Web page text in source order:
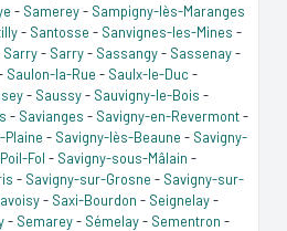
- Samerey- Sampigny-lès-Maranges
- Santosse - Sanvignes-les-Mines -
Sarry- Sarry- Sassangy- Sassenay-
Saulon-la-Rue - Saulx-le-Duc -
- Saussy- Sauvigny-le-Bois -
- Savianges - Savigny-en-Revermont-
Plaine - Savigny-lès-Beaune - Savigny-
Fol - Savigny-sous-Mâlain -
- Savigny-sur-Grosne - Savigny-sur-
- Saxi-Bourdon - Seignelay-
- Semarey- Sémelay- Sementron -